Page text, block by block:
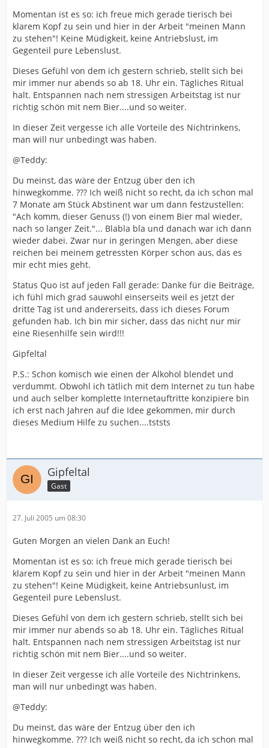
Momentan ist es so: ich freue mich gerade tierisch bei
klarem Kopf zu sein und hier in der Arbeit "meinen Mann
zu stehen"! Keine Müdigkeit, keine Antriebslust, im
Gegenteil pure Lebenslust.
Dieses Gefühl von dem ich gestern schrieb, stellt sich bei
mir immer nur abends so ab 18. Uhr ein. Tägliches Ritual
halt. Entspannen nach nem stressigen Arbeitstag ist nur
richtig schön mit nem Bier....und so weiter.
In dieser Zeit vergesse ich alle Vorteile des Nichtrinkens,
man will nur unbedingt was haben.
@Teddy:
Du meinst, das wäre der Entzug über den ich
hinwegkomme. ??? Ich weiß nicht so recht, da ich schon mal
7 Monate am Stück Abstinent war um dann festzustellen:
"Ach komm, dieser Genuss (!) von einem Bier mal wieder,
nach so langer Zeit."... Blabla bla und danach war ich dann
wieder dabei. Zwar nur in geringen Mengen, aber diese
reichen bei meinem getressten Körper schon aus, das es
mir echt mies geht.
Status Quo ist auf jeden Fall gerade: Danke für die Beiträge,
ich fühl mich grad sauwohl einserseits weil es jetzt der
dritte Tag ist und andererseits, dass ich dieses Forum
gefunden hab. Ich bin mir sicher, dass das nicht nur mir
eine Riesenhilfe sein wird!!!
Gipfeltal
P.S.: Schon komisch wie einen der Alkohol blendet und
verdummt. Obwohl ich tätlich mit dem Internet zu tun habe
und auch selber komplette Internetauftritte konzipiere bin
ich erst nach Jahren auf die Idee gekommen, mir durch
dieses Medium Hilfe zu suchen....tststs
Gipfeltal
Gast
27. Juli 2005 um 08:30
Guten Morgen an vielen Dank an Euch!
Momentan ist es so: ich freue mich gerade tierisch bei
klarem Kopf zu sein und hier in der Arbeit "meinen Mann
zu stehen"! Keine Müdigkeit, keine Antriebsunlust, im
Gegenteil pure Lebenslust.
Dieses Gefühl von dem ich gestern schrieb, stellt sich bei
mir immer nur abends so ab 18. Uhr ein. Tägliches Ritual
halt. Entspannen nach nem stressigen Arbeitstag ist nur
richtig schön mit nem Bier....und so weiter.
In dieser Zeit vergesse ich alle Vorteile des Nichtrinkens,
man will nur unbedingt was haben.
@Teddy:
Du meinst, das wäre der Entzug über den ich
hinwegkomme. ??? Ich weiß nicht so recht, da ich schon mal